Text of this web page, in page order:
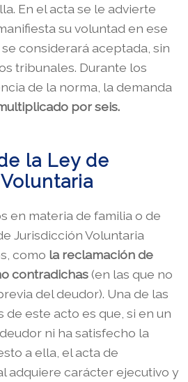
En el acta se le advierte
su voluntad en ese
considerará aceptada, sin
tribunales. Durante los
de la norma, la demanda
por seis.
la Ley de
en materia de familia o de
Jurisdicción Voluntaria
como la reclamación de
contradichas(en las que no
del deudor). Una de las
este acto es que, si en un
ni ha satisfecho la
a ella, el acta de
adquiere carácter ejecutivo y